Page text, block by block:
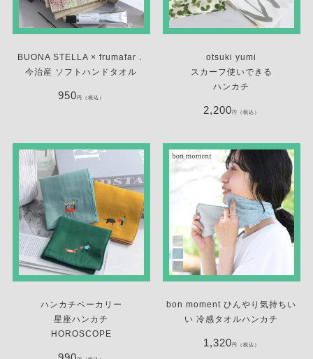
BUONA STELLA × frumafar．
今治産 ソフトハンドタオル
950円（税込）
otsuki yumi
スカーフ使いできる
ハンカチ
2,200円（税込）
ハンカチベーカリー
星座ハンカチ
HOROSCOPE
bon moment ひんやり気持ちい
い 冷感タオルハンカチ
1,320円（税込）